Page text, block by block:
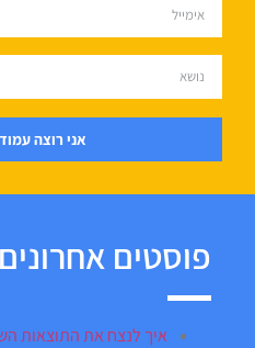
אני רוצה
פוסטים אחרונים
איך לנצח את התוצאות